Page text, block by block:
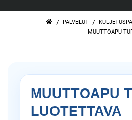
/ PALVELUT /
MUUTTOAPU
MUUTTOAPU
LUOTETTAVA